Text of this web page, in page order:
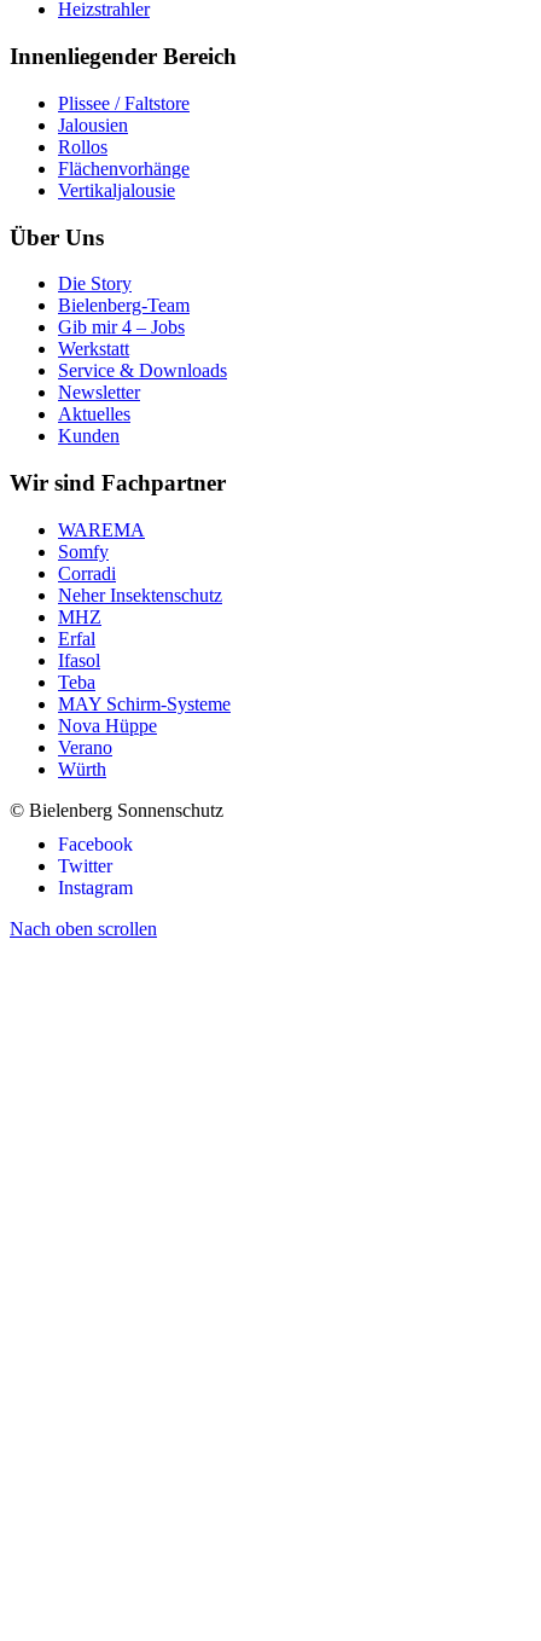
Heizstrahler
Innenliegender Bereich
Plissee / Faltstore
Jalousien
Rollos
Flächenvorhänge
Vertikaljalousie
Über Uns
Die Story
Bielenberg-Team
Gib mir 4 – Jobs
Werkstatt
Service & Downloads
Newsletter
Aktuelles
Kunden
Wir sind Fachpartner
WAREMA
Somfy
Corradi
Neher Insektenschutz
MHZ
Erfal
Ifasol
Teba
MAY Schirm-Systeme
Nova Hüppe
Verano
Würth
© Bielenberg Sonnenschutz
Facebook
Twitter
Instagram
Nach oben scrollen